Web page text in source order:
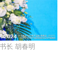
长 胡春明